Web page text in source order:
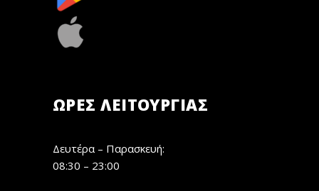
ΏΡΕΣ ΛΕΙΤΟΥΡΓΊΑΣ
Δευτέρα – Παρασκευή:
08:30 – 23:00